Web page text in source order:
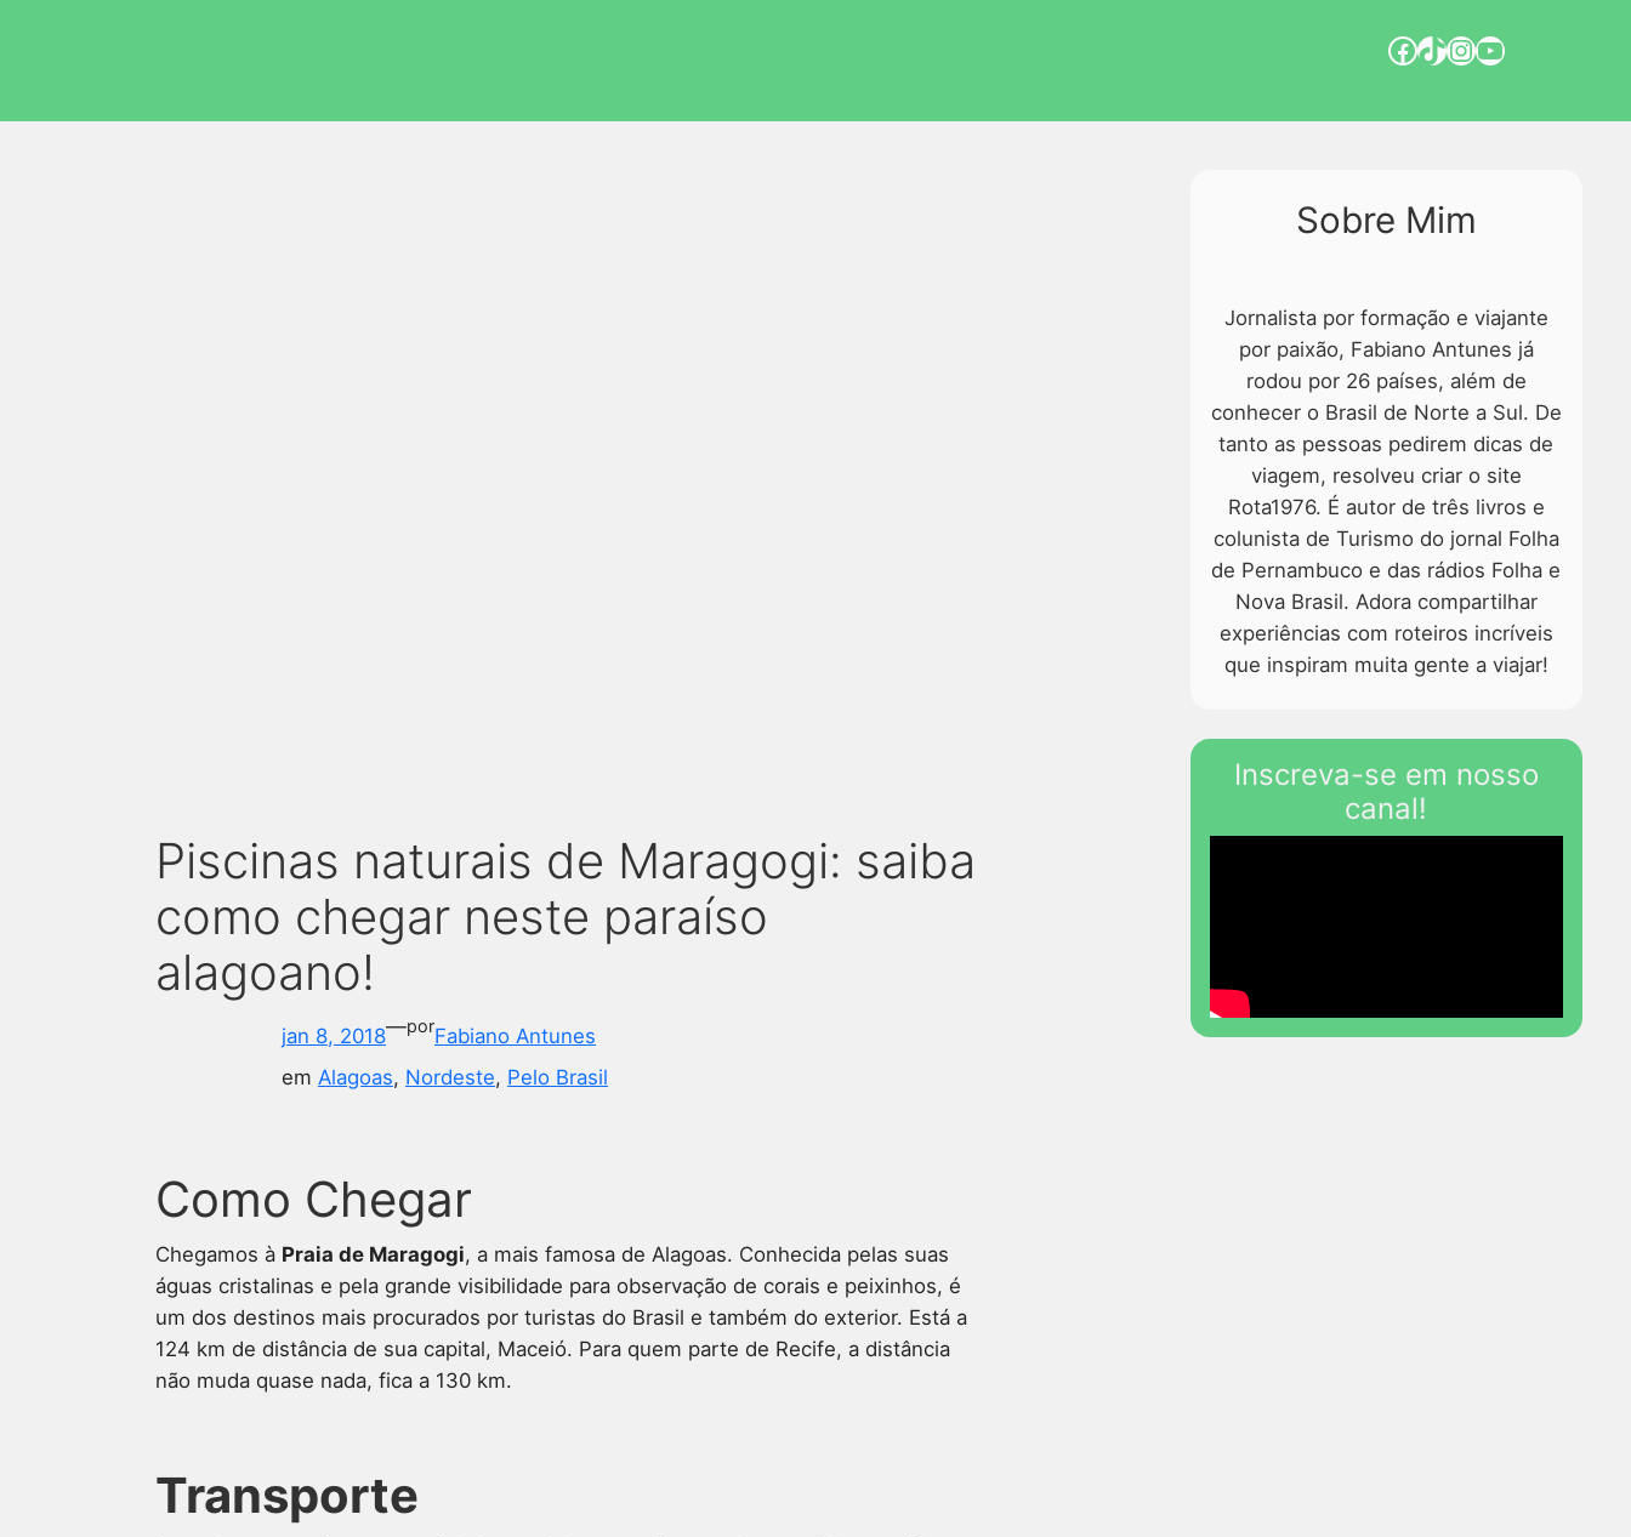
Piscinas naturais de Maragogi: saiba
como chegar neste paraíso
alagoano!
jan 8, 2018—porFabiano Antunes
em Alagoas, Nordeste, Pelo Brasil
Como Chegar
Chegamos à Praia de Maragogi, a mais famosa de Alagoas. Conhecida pelas suas
águas cristalinas e pela grande visibilidade para observação de corais e peixinhos, é
um dos destinos mais procurados por turistas do Brasil e também do exterior. Está a
124 km de distância de sua capital, Maceió. Para quem parte de Recife, a distância
não muda quase nada, fica a 130 km.
Transporte
Sobre Mim
Jornalista por formação e viajante
por paixão, Fabiano Antunes já
rodou por 26 países, além de
conhecer o Brasil de Norte a Sul. De
tanto as pessoas pedirem dicas de
viagem, resolveu criar o site
Rota1976. É autor de três livros e
colunista de Turismo do jornal Folha
de Pernambuco e das rádios Folha e
Nova Brasil. Adora compartilhar
experiências com roteiros incríveis
que inspiram muita gente a viajar!
Inscreva-se em nosso
canal!